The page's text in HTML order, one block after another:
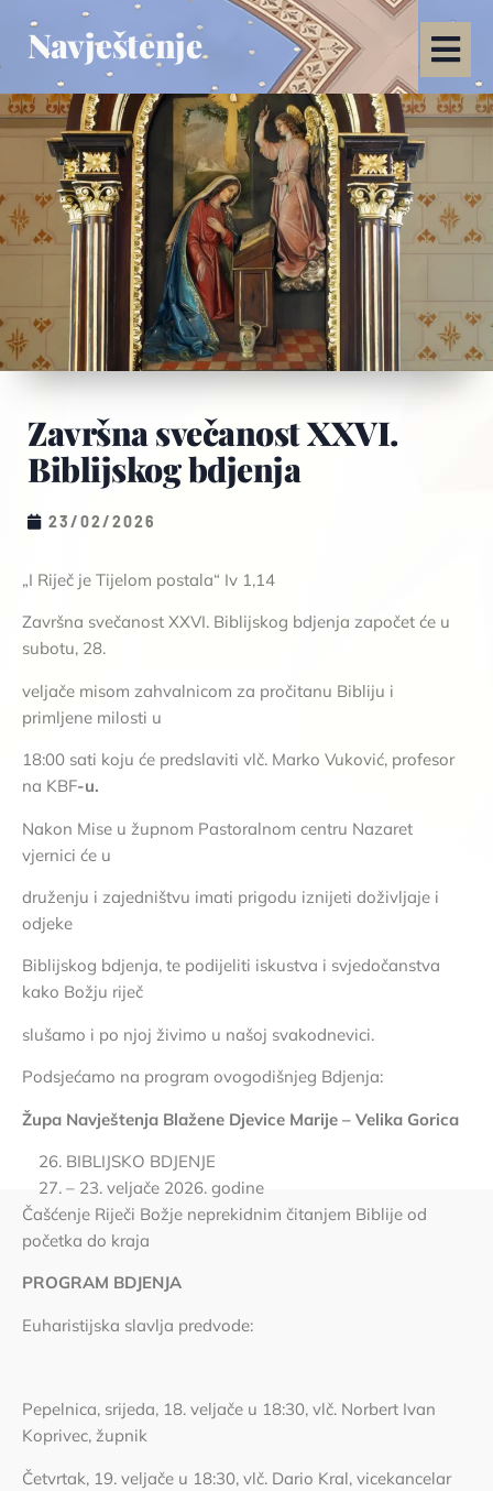
Navještenje
Završna svečanost XXVI.
Biblijskog bdjenja
23/02/2026
„I Riječ je Tijelom postala“ Iv 1,14
Završna svečanost XXVI. Biblijskog bdjenja započet će u
subotu, 28.
veljače misom zahvalnicom za pročitanu Bibliju i
primljene milosti u
18:00 sati koju će predslaviti vlč. Marko Vuković, profesor
na KBF-u.
Nakon Mise u župnom Pastoralnom centru Nazaret
vjernici će u
druženju i zajedništvu imati prigodu iznijeti doživljaje i
odjeke
Biblijskog bdjenja, te podijeliti iskustva i svjedočanstva
kako Božju riječ
slušamo i po njoj živimo u našoj svakodnevici.
Podsjećamo na program ovogodišnjeg Bdjenja:
Župa Navještenja Blažene Djevice Marije – Velika Gorica
BIBLIJSKO BDJENJE
– 23. veljače 2026. godine
Čašćenje Riječi Božje neprekidnim čitanjem Biblije od
početka do kraja
PROGRAM BDJENJA
Euharistijska slavlja predvode:
Pepelnica, srijeda, 18. veljače u 18:30, vlč. Norbert Ivan
Koprivec, župnik
Četvrtak, 19. veljače u 18:30, vlč. Dario Kral, vicekancelar